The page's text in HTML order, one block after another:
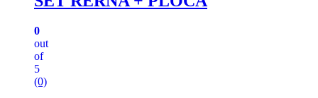
0
out
of
5
(0)